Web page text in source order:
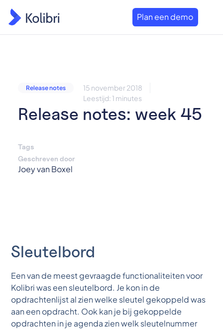
Plan een demo
Release notes
15 november 2018
Leestijd: 1 minutes
Release notes: week 45
Tags
Geschreven door
Joey van Boxel
Sleutelbord
Een van de meest gevraagde functionaliteiten voor
Kolibri was een sleutelbord. Je kon in de
opdrachtenlijst al zien welke sleutel gekoppeld was
aan een opdracht. Ook kan je bij gekoppelde
opdrachten in je agenda zien welk sleutelnummer